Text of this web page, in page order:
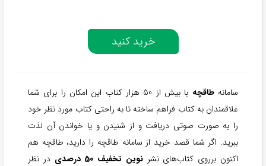
خرید کنید
سامانهطاقچه
با بیش از 50 هزار کتاب این امکان را برای شما
علاقمندان به کتاب فراهم ساخته تا به راحتی کتاب مورد نظر خود
را به صورت صوتی دریافت و از شنیدن و یا خواندن آن لذت
ببرید. اگر شما قصد خرید از سامانه طاقچه را دارید، طاقچه هم
اکنون برروی کتاب‌های نشرنوین تخفیف 50 درصدی
در نظر